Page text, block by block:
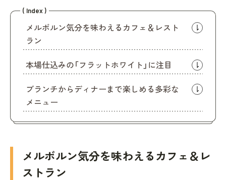
( Index )
メルボルン気分を味わえるカフェ＆レスト
ラン
本場仕込みの「フラットホワイト」に注目
ブランチからディナーまで楽しめる多彩な
メニュー
メルボルン気分を味わえるカフェ＆レ
ストラン